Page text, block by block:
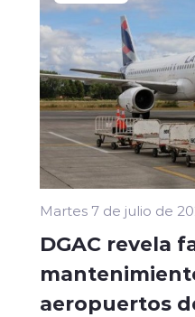
Martes 7 de julio de
DGAC revela
aeropuertos